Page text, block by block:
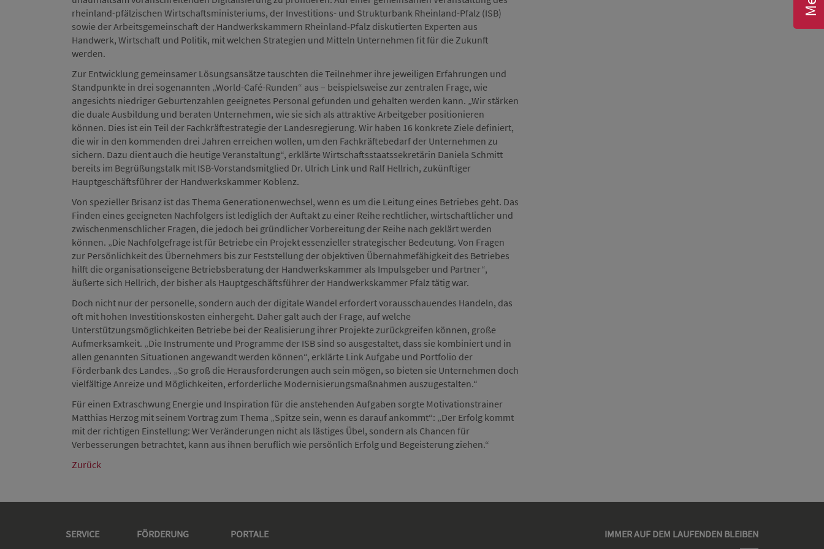
rheinland-pfälzischen Wirtschaftsministeriums, der Investitions- und Strukturbank Rheinland-Pfalz (ISB)
sowie der Arbeitsgemeinschaft der Handwerkskammern Rheinland-Pfalz diskutierten Experten aus
Handwerk, Wirtschaft und Politik, mit welchen Strategien und Mitteln Unternehmen fit für die Zukunft
werden.
Zur Entwicklung gemeinsamer Lösungsansätze tauschten die Teilnehmer ihre jeweiligen Erfahrungen und
Standpunkte in drei sogenannten „World-Café-Runden“ aus – beispielsweise zur zentralen Frage, wie
angesichts niedriger Geburtenzahlen geeignetes Personal gefunden und gehalten werden kann. „Wir stärken
die duale Ausbildung und beraten Unternehmen, wie sie sich als attraktive Arbeitgeber positionieren
können. Dies ist ein Teil der Fachkräftestrategie der Landesregierung. Wir haben 16 konkrete Ziele definiert,
die wir in den kommenden drei Jahren erreichen wollen, um den Fachkräftebedarf der Unternehmen zu
sichern. Dazu dient auch die heutige Veranstaltung“, erklärte Wirtschaftsstaatssekretärin Daniela Schmitt
bereits im Begrüßungstalk mit ISB-Vorstandsmitglied Dr. Ulrich Link und Ralf Hellrich, zukünftiger
Hauptgeschäftsführer der Handwerkskammer Koblenz.
Von spezieller Brisanz ist das Thema Generationenwechsel, wenn es um die Leitung eines Betriebes geht. Das
Finden eines geeigneten Nachfolgers ist lediglich der Auftakt zu einer Reihe rechtlicher, wirtschaftlicher und
zwischenmenschlicher Fragen, die jedoch bei gründlicher Vorbereitung der Reihe nach geklärt werden
können. „Die Nachfolgefrage ist für Betriebe ein Projekt essenzieller strategischer Bedeutung. Von Fragen
zur Persönlichkeit des Übernehmers bis zur Feststellung der objektiven Übernahmefähigkeit des Betriebes
hilft die organisationseigene Betriebsberatung der Handwerkskammer als Impulsgeber und Partner“,
äußerte sich Hellrich, der bisher als Hauptgeschäftsführer der Handwerkskammer Pfalz tätig war.
Doch nicht nur der personelle, sondern auch der digitale Wandel erfordert vorausschauendes Handeln, das
oft mit hohen Investitionskosten einhergeht. Daher galt auch der Frage, auf welche
Unterstützungsmöglichkeiten Betriebe bei der Realisierung ihrer Projekte zurückgreifen können, große
Aufmerksamkeit. „Die Instrumente und Programme der ISB sind so ausgestaltet, dass sie kombiniert und in
allen genannten Situationen angewandt werden können“, erklärte Link Aufgabe und Portfolio der
Förderbank des Landes. „So groß die Herausforderungen auch sein mögen, so bieten sie Unternehmen doch
vielfältige Anreize und Möglichkeiten, erforderliche Modernisierungsmaßnahmen auszugestalten.“
Für einen Extraschwung Energie und Inspiration für die anstehenden Aufgaben sorgte Motivationstrainer
Matthias Herzog mit seinem Vortrag zum Thema „Spitze sein, wenn es darauf ankommt“: „Der Erfolg kommt
mit der richtigen Einstellung: Wer Veränderungen nicht als lästiges Übel, sondern als Chancen für
Verbesserungen betrachtet, kann aus ihnen beruflich wie persönlich Erfolg und Begeisterung ziehen.“
Zurück
SERVICE FÖRDERUNG PORTALE IMMER AUF DEM LAUFENDEN BLEIBEN